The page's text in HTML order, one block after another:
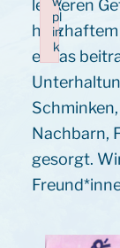
leckeren
etwas
Nachbarn,
gesorgt.
pl
in
k
Failed to